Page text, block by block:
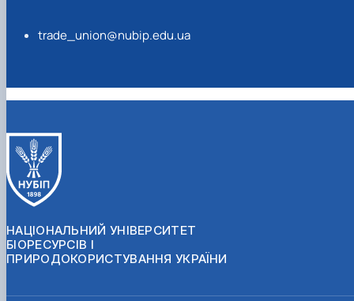
trade_union@nubip.edu.ua
НАЦІОНАЛЬНИЙ УНІВЕРСИТЕТ
БІОРЕСУРСІВ І
ПРИРОДОКОРИСТУВАННЯ УКРАЇНИ